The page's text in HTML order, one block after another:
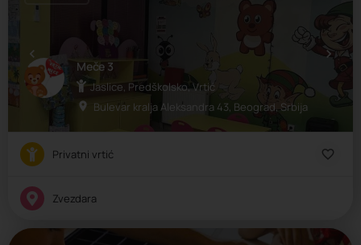
Meče 3
Jaslice, Predškolsko, Vrtić
Bulevar kralja Aleksandra 43, Beograd, Srbija
Privatni vrtić
Zvezdara